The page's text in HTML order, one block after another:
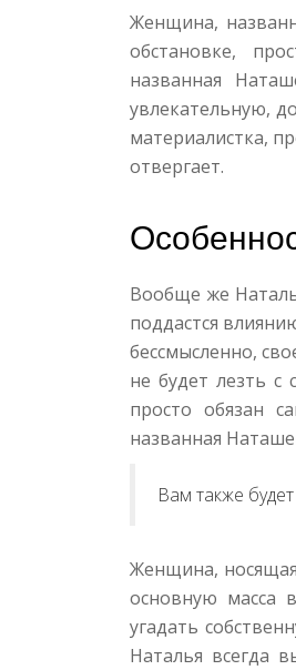
Женщина,
обстановке,
названная
увлекательную,
материалистка,
отвергает.
Вообще же
поддастся
бессмысленно,
не будет лезть с
просто обязан
названная
Вам также
Женщина,
основную масса
угадать
Наталья всегда